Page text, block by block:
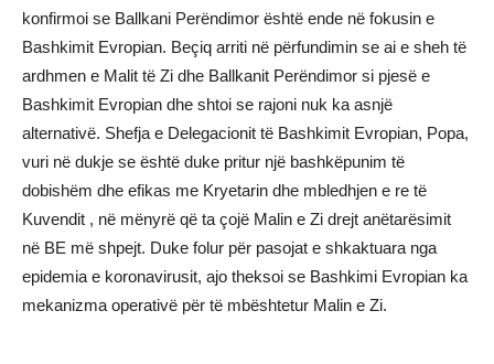
konfirmoi se Ballkani Perëndimor është ende në fokusin e
Bashkimit Evropian. Beçiq arriti në përfundimin se ai e sheh të
ardhmen e Malit të Zi dhe Ballkanit Perëndimor si pjesë e
Bashkimit Evropian dhe shtoi se rajoni nuk ka asnjë
alternativë. Shefja e Delegacionit të Bashkimit Evropian, Popa,
vuri në dukje se është duke pritur një bashkëpunim të
dobishëm dhe efikas me Kryetarin dhe mbledhjen e re të
Kuvendit , në mënyrë që ta çojë Malin e Zi drejt anëtarësimit
në BE më shpejt. Duke folur për pasojat e shkaktuara nga
epidemia e koronavirusit, ajo theksoi se Bashkimi Evropian ka
mekanizma operativë për të mbështetur Malin e Zi.